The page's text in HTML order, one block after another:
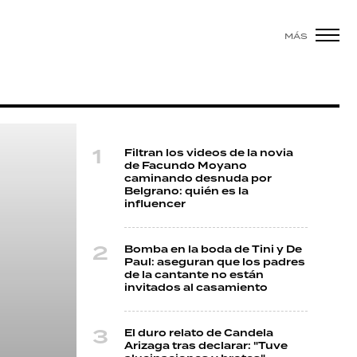
MÁS
Filtran los videos de la novia
de Facundo Moyano
caminando desnuda por
Belgrano: quién es la
influencer
Bomba en la boda de Tini y De
Paul: aseguran que los padres
de la cantante no están
invitados al casamiento
El duro relato de Candela
Arizaga tras declarar: "Tuve